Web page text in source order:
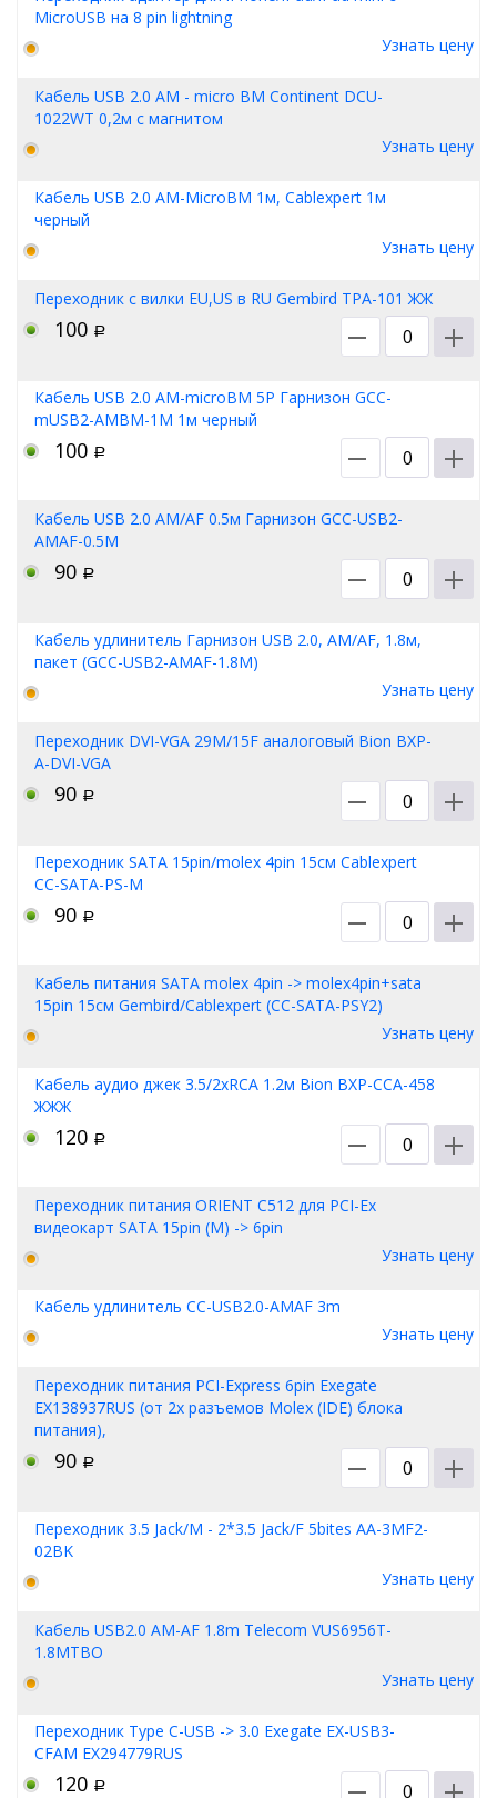
MicroUSB на 8 pin lightning
Узнать цену
Кабель USB 2.0 AM - micro BM Continent DCU-
1022WT 0,2м с магнитом
Узнать цену
Кабель USB 2.0 AM-MicroBM 1м, Cablexpert 1м
черный
Узнать цену
Переходник с вилки EU,US в RU Gembird TPA-101 ЖЖ
100 Р
Кабель USB 2.0 AM-microBM 5P Гарнизон GCC-
mUSB2-AMBM-1M 1м черный
100 Р
Кабель USB 2.0 AM/AF 0.5м Гарнизон GCC-USB2-
AMAF-0.5M
90 Р
Кабель удлинитель Гарнизон USB 2.0, AM/AF, 1.8м,
пакет (GCC-USB2-AMAF-1.8M)
Узнать цену
Переходник DVI-VGA 29M/15F аналоговый Bion BXP-
A-DVI-VGA
90 Р
Переходник SATA 15pin/molex 4pin 15см Cablexpert
CC-SATA-PS-M
90 Р
Кабель питания SATA molex 4pin -> molex4pin+sata
15pin 15см Gembird/Cablexpert (CC-SATA-PSY2)
Узнать цену
Кабель аудио джек 3.5/2xRCA 1.2м Bion BXP-CCA-458
ЖЖЖ
120 Р
Переходник питания ORIENT C512 для PCI-Ex
видеокарт SATA 15pin (M) -> 6pin
Узнать цену
Кабель удлинитель CC-USB2.0-AMAF 3m
Узнать цену
Переходник питания PCI-Express 6pin Exegate
EX138937RUS (от 2х разъемов Molex (IDE) блока
питания),
90 Р
Переходник 3.5 Jack/M - 2*3.5 Jack/F 5bites AA-3MF2-
02BK
Узнать цену
Кабель USB2.0 AM-AF 1.8m Telecom VUS6956T-
1.8MTBO
Узнать цену
Переходник Type C-USB -> 3.0 Exegate EX-USB3-
CFAM EX294779RUS
120 Р